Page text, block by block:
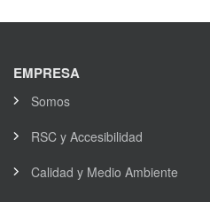
EMPRESA
Somos
RSC y Accesibilidad
Calidad y Medio Ambiente